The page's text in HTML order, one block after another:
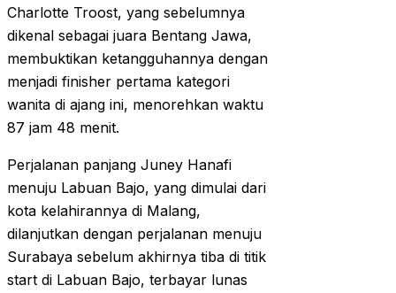
Charlotte Troost, yang sebelumnya
dikenal sebagai juara Bentang Jawa,
membuktikan ketangguhannya dengan
menjadi finisher pertama kategori
wanita di ajang ini, menorehkan waktu
87 jam 48 menit.
Perjalanan panjang Juney Hanafi
menuju Labuan Bajo, yang dimulai dari
kota kelahirannya di Malang,
dilanjutkan dengan perjalanan menuju
Surabaya sebelum akhirnya tiba di titik
start di Labuan Bajo, terbayar lunas